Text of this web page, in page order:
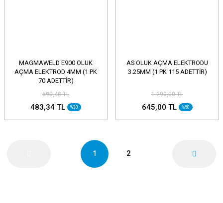
MAGMAWELD E900 OLUK
AÇMA ELEKTROD 4MM (1 PK
70 ADETTİR)
690,48 TL
483,34 TL %30
AS OLUK AÇMA ELEKTRODU
3.25MM (1 PK 115 ADETTİR)
1.290,00 TL
645,00 TL %50
1 2